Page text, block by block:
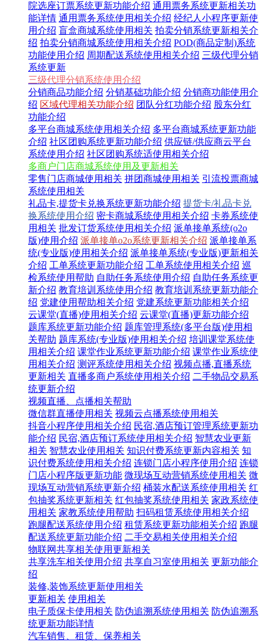
院选座订票系统更新功能介绍 通用票务系统更新相关功
能详情 通用票务系统使用相关介绍 经纪人小程序更新使
用介绍 盲盒商城系统使用相关 拍卖分销系统更新相关介
绍 拍卖分销商城系统使用相关介绍 POD(商品定制)系统
功能使用介绍 周期配送系统使用相关介绍 三级代理分销
系统更新
三级代理分销系统使用介绍
分销商品功能介绍 分销基础功能介绍 分销商功能使用介
绍 区域代理相关功能介绍 团队分红功能介绍 股东分红
功能介绍
多平台商城系统使用相关介绍 多平台商城系统更新功能
介绍 社区团购系统更新功能介绍 供应链/供应商云平台
系统使用介绍 社区团购系统适使用相关介绍
多商户门店商城系统使用及更新相关
零售门店商城使用相关 拼团商城使用相关 引流投票商城
系统使用相关
礼品卡,提货卡兑换系统更新功能介绍 提货卡/礼品卡兑
换系统使用介绍 密卡商城系统使用相关介绍 卡券系统使
用相关 批发订货系统使用相关介绍 派单接单系统(o2o
版)使用介绍 派单接单o2o系统更新相关介绍 派单接单系
统(专业版)使用相关介绍 派单接单系统(专业版)更新相关
介绍 工单系统更新功能介绍 工单系统使用相关介绍 巡
检系统使用帮助 自助任务系统使用介绍 自助任务系统更
新介绍 教育培训系统使用介绍 教育培训系统更新功能介
绍 党建使用帮助相关介绍 党建系统更新功能相关介绍
云课堂(直播)使用相关介绍 云课堂(直播)更新功能介绍
题库系统更新功能介绍 题库管理系统(多平台版)使用相
关帮助 题库系统(专业版)使用相关介绍 培训课堂系统使
用相关介绍 课堂作业系统更新功能介绍 课堂作业系统使
用相关介绍 测评系统使用相关介绍 视频点播,直播系统
更新相关 直播多商户系统使用相关介绍 二手物品交易系
统更新介绍
视频直播、点播相关帮助
微信群直播使用相关 视频云点播系统使用相关
抖音小程序使用相关介绍 民宿,酒店预订管理系统更新功
能介绍 民宿,酒店预订系统使用相关介绍 智慧农业更新
相关 智慧农业使用相关 知识付费系统更新内容相关 知
识付费系统使用相关介绍 连锁门店小程序使用介绍 连锁
门店小程序版更新功能 微现场互动营销系统使用相关 微
现场互动营销系统更新介绍 桶装水配送系统使用相关 红
包抽奖系统更新相关 红包抽奖系统使用相关 家政系统使
用相关 家教系统使用帮助 扫码租赁系统使用相关介绍
跑腿配送系统使用介绍 租赁系统更新功能相关介绍 跑腿
配送系统更新功能介绍 二手交易相关使用相关介绍
物联网共享相关使用更新相关
共享洗车相关使用介绍 共享自习室使用相关 更新功能介
绍
装修,装饰系统更新使用相关
更新相关 使用相关
电子质保卡使用相关 防伪追溯系统使用相关 防伪追溯系
统更新功能详情
汽车销售、租赁、保养相关